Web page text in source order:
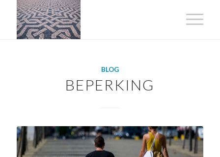
BLOG
BEPERKING